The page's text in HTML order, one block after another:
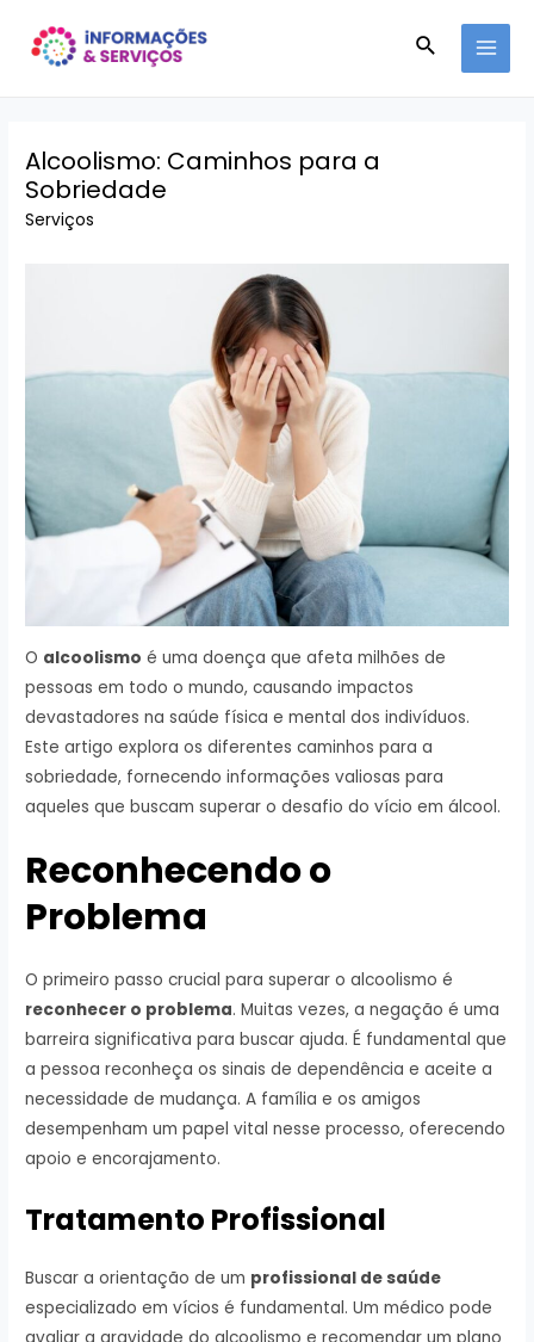
para
Pesquisar
Alcoolismo: Caminhos para a
Sobriedade
Serviços
O alcoolismo é uma doença que afeta milhões de
pessoas em todo o mundo, causando impactos
devastadores na saúde física e mental dos indivíduos.
Este artigo explora os diferentes caminhos para a
sobriedade, fornecendo informações valiosas para
aqueles que buscam superar o desafio do vício em álcool.
Reconhecendo o
Problema
O primeiro passo crucial para superar o alcoolismo é
reconhecer o problema. Muitas vezes, a negação é uma
barreira significativa para buscar ajuda. É fundamental que
a pessoa reconheça os sinais de dependência e aceite a
necessidade de mudança. A família e os amigos
desempenham um papel vital nesse processo, oferecendo
apoio e encorajamento.
Tratamento Profissional
Buscar a orientação de um profissional de saúde
especializado em vícios é fundamental. Um médico pode